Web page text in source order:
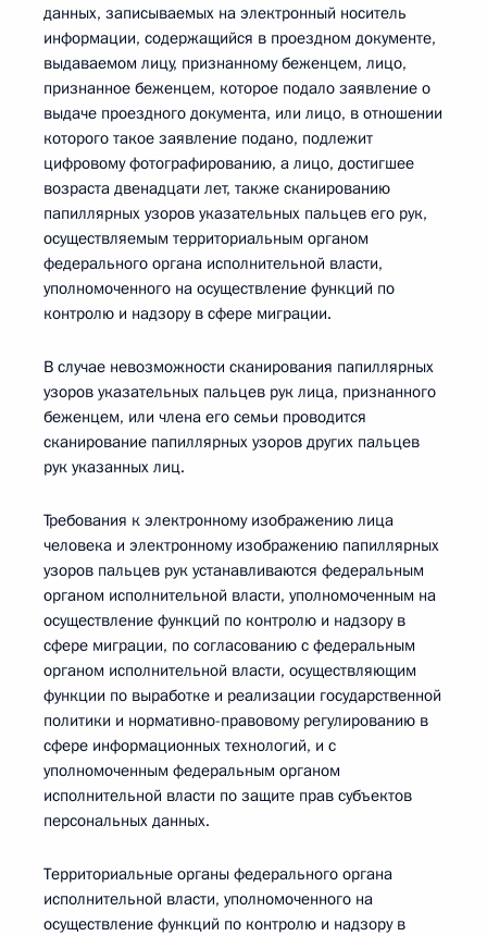
данных, записываемых на электронный носитель
информации, содержащийся в проездном документе,
выдаваемом лицу, признанному беженцем, лицо,
признанное беженцем, которое подало заявление о
выдаче проездного документа, или лицо, в отношении
которого такое заявление подано, подлежит
цифровому фотографированию, а лицо, достигшее
возраста двенадцати лет, также сканированию
папиллярных узоров указательных пальцев его рук,
осуществляемым территориальным органом
федерального органа исполнительной власти,
уполномоченного на осуществление функций по
контролю и надзору в сфере миграции.
В случае невозможности сканирования папиллярных
узоров указательных пальцев рук лица, признанного
беженцем, или члена его семьи проводится
сканирование папиллярных узоров других пальцев
рук указанных лиц.
Требования к электронному изображению лица
человека и электронному изображению папиллярных
узоров пальцев рук устанавливаются федеральным
органом исполнительной власти, уполномоченным на
осуществление функций по контролю и надзору в
сфере миграции, по согласованию с федеральным
органом исполнительной власти, осуществляющим
функции по выработке и реализации государственной
политики и нормативно-правовому регулированию в
сфере информационных технологий, и с
уполномоченным федеральным органом
исполнительной власти по защите прав субъектов
персональных данных.
Территориальные органы федерального органа
исполнительной власти, уполномоченного на
осуществление функций по контролю и надзору в